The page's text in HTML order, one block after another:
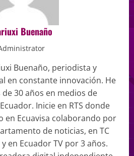
Buenaño
Buenaño, periodista y
en constante innovación. He
30 años en medios de
Inicie en RTS donde
en Ecuavisa colaborando por
de noticias, en TC
en Ecuador TV por 3 años.